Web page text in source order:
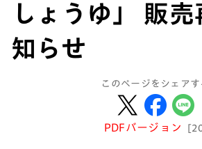
しょうゆ」 販売
知らせ
このページをシェアす
PDFバージョン